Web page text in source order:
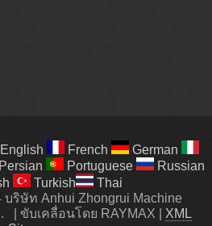
English French
German
Persian Portuguese
Russian
Turkish
Thai
ริษัท Anhui Zhongrui Machine
ขับเคลื่อนโดย RAYMAX
XML